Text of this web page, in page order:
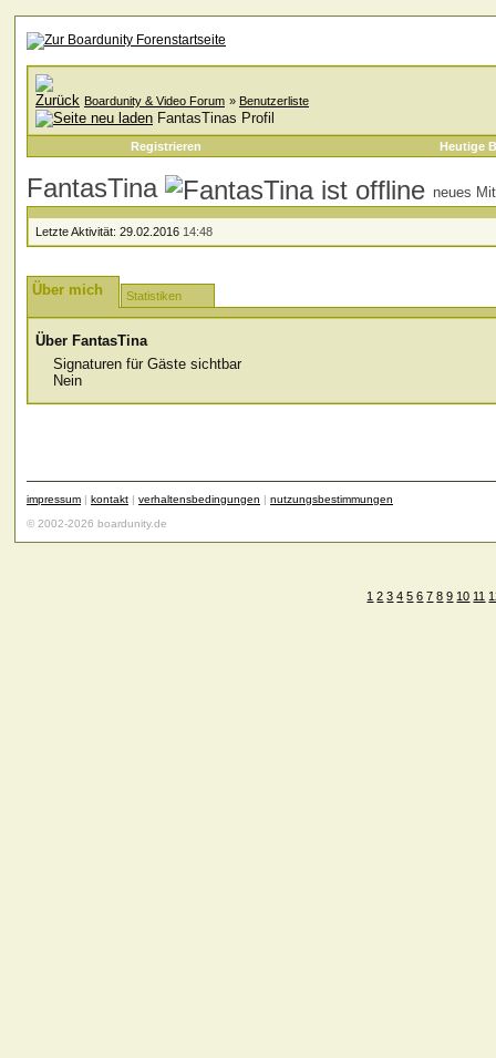
Boardunity & Video Forum » Benutzerliste
FantasTinas Profil
Registrieren Heutige
FantasTina neues
Letzte Aktivität: 29.02.2016 14:48
Über mich Statistiken
Über FantasTina
Signaturen für Gäste sichtbar
Nein
impressum | kontakt | verhaltensbedingungen | nutzungsbestimmungen
© 2002-2026 boardunity.de
1 2 3 4 5 6 7 8 9 10 11